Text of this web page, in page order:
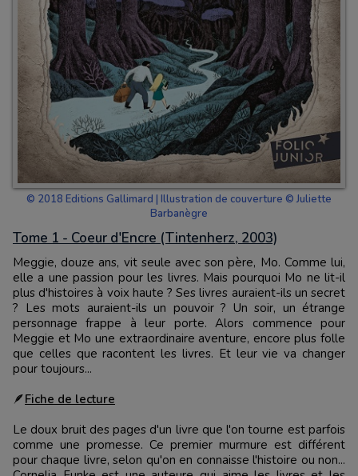
© 2018 Editions Gallimard | Illustration de couverture © Juliette
Barbanègre
Tome 1 - Coeur d'Encre (Tintenherz, 2003)
Meggie, douze ans, vit seule avec son père, Mo. Comme lui,
elle a une passion pour les livres. Mais pourquoi Mo ne lit-il
plus d'histoires à voix haute ? Ses livres auraient-ils un secret
? Les mots auraient-ils un pouvoir ? Un soir, un étrange
personnage frappe à leur porte. Alors commence pour
Meggie et Mo une extraordinaire aventure, encore plus folle
que celles que racontent les livres. Et leur vie va changer
pour toujours...
🪶Fiche de lecture
Le doux bruit des pages d'un livre que l'on tourne est parfois
comme une promesse. Ce premier murmure est différent
pour chaque livre, selon qu'on en connaisse l'histoire ou non...